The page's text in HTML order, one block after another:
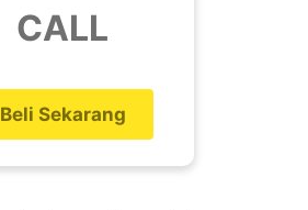
CALL
Beli Sekarang